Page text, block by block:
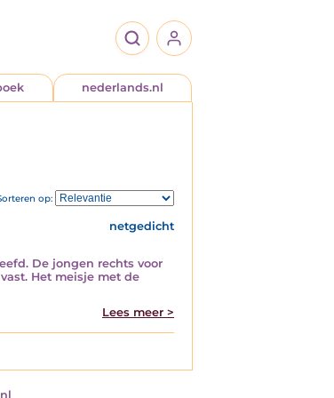
nederlands.nl
op:
netgedicht
De jongen rechts voor
Het meisje met de
Lees meer >